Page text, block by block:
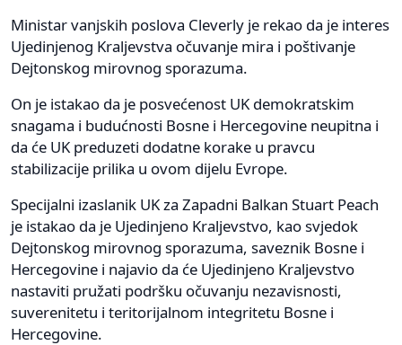
Ministar vanjskih poslova Cleverly je rekao da je interes
Ujedinjenog Kraljevstva očuvanje mira i poštivanje
Dejtonskog mirovnog sporazuma.
On je istakao da je posvećenost UK demokratskim
snagama i budućnosti Bosne i Hercegovine neupitna i
da će UK preduzeti dodatne korake u pravcu
stabilizacije prilika u ovom dijelu Evrope.
Specijalni izaslanik UK za Zapadni Balkan Stuart Peach
je istakao da je Ujedinjeno Kraljevstvo, kao svjedok
Dejtonskog mirovnog sporazuma, saveznik Bosne i
Hercegovine i najavio da će Ujedinjeno Kraljevstvo
nastaviti pružati podršku očuvanju nezavisnosti,
suverenitetu i teritorijalnom integritetu Bosne i
Hercegovine.